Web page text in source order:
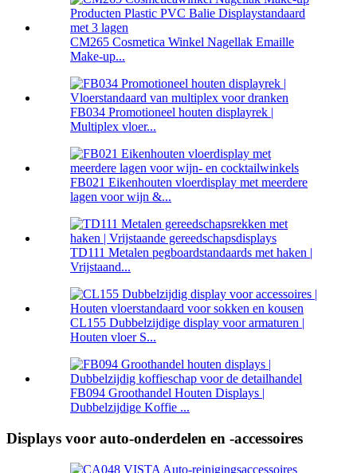
CM265 Cosmetica Winkel Nagellak Emaille
Make-up...
FB034 Promotioneel houten displayrek |
Multiplex vloer...
FB021 Eikenhouten vloerdisplay met meerdere
lagen voor wijn &...
TD111 Metalen pegboardstandaards met haken |
Vrijstaand...
CL155 Dubbelzijdige display voor armaturen |
Houten vloer S...
FB094 Groothandel Houten Displays |
Dubbelzijdige Koffie ...
Displays voor auto-onderdelen en -accessoires